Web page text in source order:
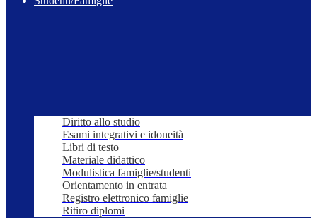
Diritto allo studio
Esami integrativi e idoneità
Libri di testo
Materiale didattico
Modulistica famiglie/studenti
Orientamento in entrata
Registro elettronico famiglie
Ritiro diplomi